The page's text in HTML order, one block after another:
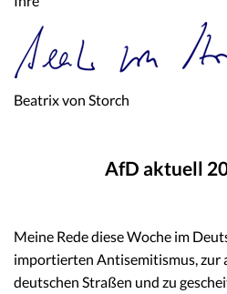
Beatrix von Storch
AfD aktuell
Meine Rede diese Woche im
importierten Antisemitismus, zur
deutschen Straßen und zu